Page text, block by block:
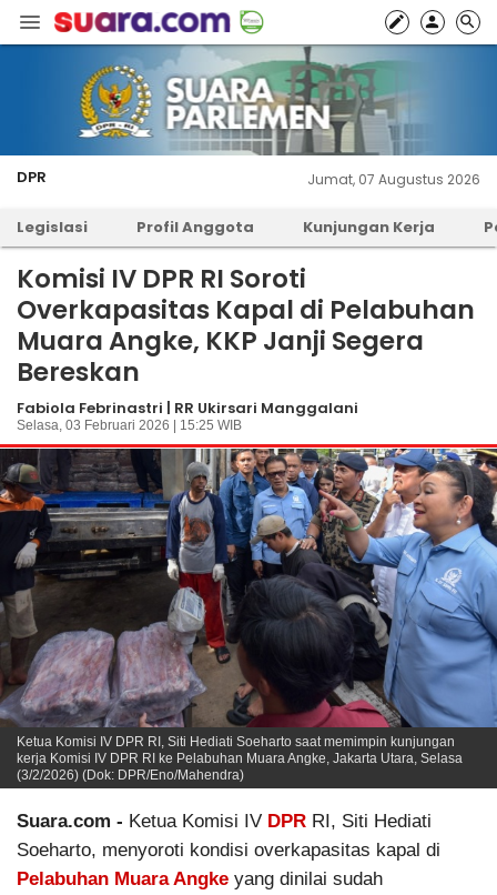
DPR Jumat, 07 Augustus 2026
Legislasi Profil Anggota Kunjungan Kerja
Komisi IV DPR RI Soroti
Overkapasitas Kapal di Pelabuhan
Muara Angke, KKP Janji Segera
Bereskan
Fabiola Febrinastri | RR Ukirsari Manggalani
Selasa, 03 Februari 2026 | 15:25 WIB
Ketua Komisi IV DPR RI, Siti Hediati Soeharto saat memimpin kunjungan
kerja Komisi IV DPR RI ke Pelabuhan Muara Angke, Jakarta Utara, Selasa
(3/2/2026) (Dok: DPR/Eno/Mahendra)
Suara.com - Ketua Komisi IV DPR RI, Siti Hediati
Soeharto, menyoroti kondisi overkapasitas kapal di
Pelabuhan Muara Angke yang dinilai sudah